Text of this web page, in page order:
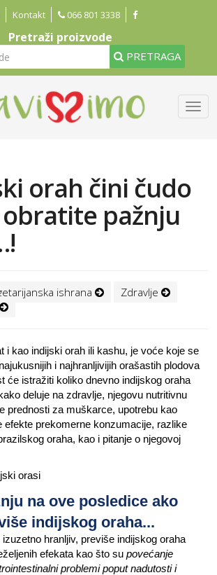
Kontakt 066 801 3338
Pretraži proizvode
PRETRAGA
orah čini čudo
pažnju
ishrana
Zdravlje
i kao indijski orah ili kashu, je voće koje se
i najhranljivijih orašastih plodova
će istražiti koliko dnevno indijskog oraha
deluje na zdravlje, njegovu nutritivnu
prednosti za muškarce, upotrebu kao
efekte prekomerne konzumacije, razlike
oraha, kao i pitanje o njegovoj
na ove posledice ako
indijskog oraha...
hranljiv, previše indijskog oraha
efekata kao što supovećanje
problemi poput nadutosti i